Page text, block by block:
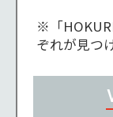
※「
ぞれが見つ